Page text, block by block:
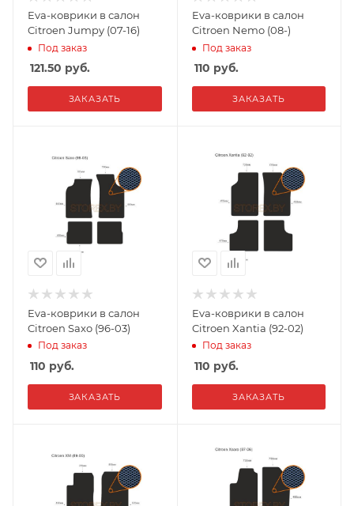
Eva-коврики в салон
Citroen Jumpy (07-16)
Под заказ
121.50 руб.
ЗАКАЗАТЬ
Eva-коврики в салон
Citroen Nemo (08-)
Под заказ
110 руб.
ЗАКАЗАТЬ
Eva-коврики в салон
Citroen Saxo (96-03)
Под заказ
110 руб.
ЗАКАЗАТЬ
Eva-коврики в салон
Citroen Xantia (92-02)
Под заказ
110 руб.
ЗАКАЗАТЬ